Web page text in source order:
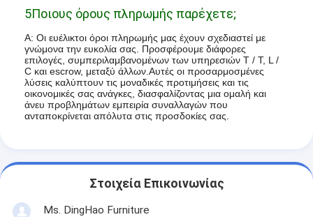
5Ποιους όρους πληρωμής παρέχετε;
Α: Οι ευέλικτοι όροι πληρωμής μας έχουν σχεδιαστεί με
γνώμονα την ευκολία σας. Προσφέρουμε διάφορες
επιλογές, συμπεριλαμβανομένων των υπηρεσιών T / T, L /
C και escrow, μεταξύ άλλων.Αυτές οι προσαρμοσμένες
λύσεις καλύπτουν τις μοναδικές προτιμήσεις και τις
οικονομικές σας ανάγκες, διασφαλίζοντας μια ομαλή και
άνευ προβλημάτων εμπειρία συναλλαγών που
ανταποκρίνεται απόλυτα στις προσδοκίες σας.
Στοιχεία Επικοινωνίας
Ms. DingHao Furniture